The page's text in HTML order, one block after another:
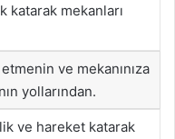
katarak mekanları
ve mekanınıza
yollarından.
ve hareket katarak